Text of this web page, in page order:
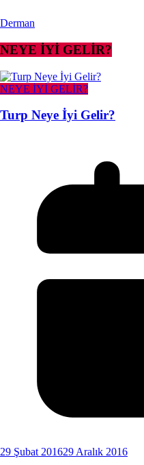
Derman
NEYE İYİ GELİR?
NEYE İYİ GELİR?
Turp Neye İyi Gelir?
29 Şubat 201629 Aralık 2016